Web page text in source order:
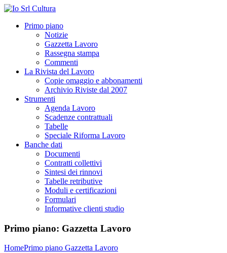
Primo piano
Notizie
Gazzetta Lavoro
Rassegna stampa
Commenti
La Rivista del Lavoro
Copie omaggio e abbonamenti
Archivio Riviste dal 2007
Strumenti
Agenda Lavoro
Scadenze contrattuali
Tabelle
Speciale Riforma Lavoro
Banche dati
Documenti
Contratti collettivi
Sintesi dei rinnovi
Tabelle retributive
Moduli e certificazioni
Formulari
Informative clienti studio
Primo piano: Gazzetta Lavoro
HomePrimo piano Gazzetta Lavoro